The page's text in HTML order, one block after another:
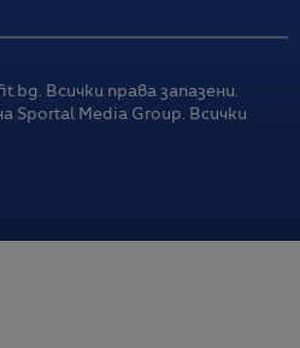
Всички права запазени.
Sportal Media Group. Всички